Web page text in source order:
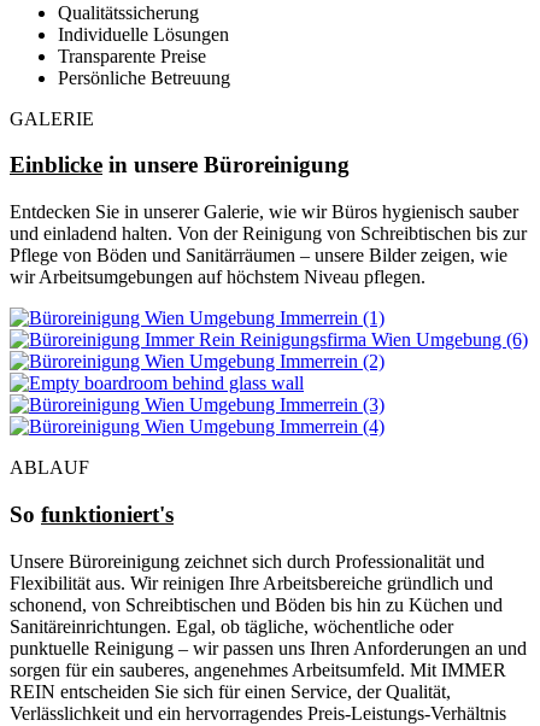
Qualitätssicherung
Individuelle Lösungen
Transparente Preise
Persönliche Betreuung
GALERIE
Einblicke in unsere Büroreinigung
Entdecken Sie in unserer Galerie, wie wir Büros hygienisch sauber
und einladend halten. Von der Reinigung von Schreibtischen bis zur
Pflege von Böden und Sanitärräumen – unsere Bilder zeigen, wie
wir Arbeitsumgebungen auf höchstem Niveau pflegen.
ABLAUF
So funktioniert's
Unsere Büroreinigung zeichnet sich durch Professionalität und
Flexibilität aus. Wir reinigen Ihre Arbeitsbereiche gründlich und
schonend, von Schreibtischen und Böden bis hin zu Küchen und
Sanitäreinrichtungen. Egal, ob tägliche, wöchentliche oder
punktuelle Reinigung – wir passen uns Ihren Anforderungen an und
sorgen für ein sauberes, angenehmes Arbeitsumfeld. Mit IMMER
REIN entscheiden Sie sich für einen Service, der Qualität,
Verlässlichkeit und ein hervorragendes Preis-Leistungs-Verhältnis